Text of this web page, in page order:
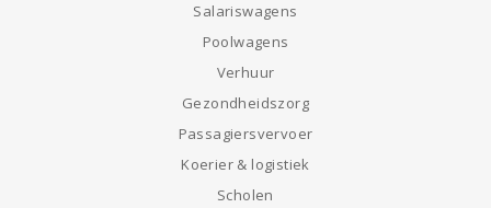
Salariswagens
Poolwagens
Verhuur
Gezondheidszorg
Passagiersvervoer
Koerier & logistiek
Scholen